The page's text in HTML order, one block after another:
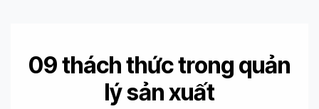
09thách thức trong quản
lý sản xuất